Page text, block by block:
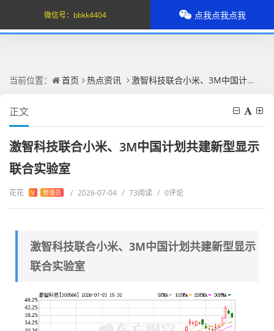
当前位置： 首页 热点资讯 激智科技联合小米、3M中国计划共建新型显示联合实验室
正文
激智科技联合小米、3M中国计划共建新型显示
联合实验室
花花 V 管理员 / 2026-07-04 / 73阅读 / 0评论
激智科技联合小米、3M中国计划共建新型显示
联合实验室
微信号： bbkk4404 点我点我点我